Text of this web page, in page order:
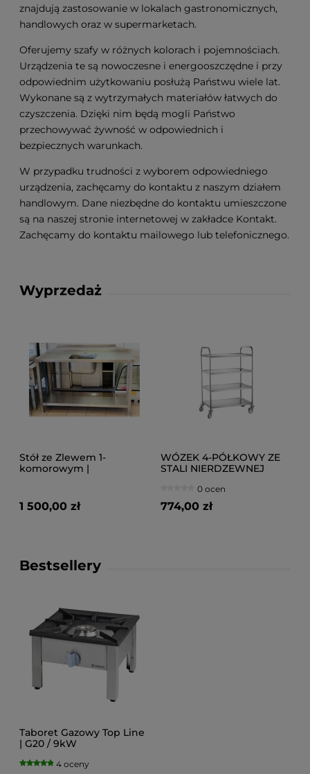
znajdują zastosowanie w lokalach gastronomicznych,
handlowych oraz w supermarketach.
Oferujemy szafy w różnych kolorach i pojemnościach.
Urządzenia te są nowoczesne i energooszczędne i przy
odpowiednim użytkowaniu posłużą Państwu wiele lat.
Wykonane są z wytrzymałych materiałów łatwych do
czyszczenia. Dzięki nim będą mogli Państwo
przechowywać żywność w odpowiednich i
bezpiecznych warunkach.
W przypadku trudności z wyborem odpowiedniego
urządzenia, zachęcamy do kontaktu z naszym działem
handlowym. Dane niezbędne do kontaktu umieszczone
są na naszej stronie internetowej w zakładce Kontakt.
Zachęcamy do kontaktu mailowego lub telefonicznego.
Wyprzedaż
Stół ze Zlewem 1-
komorowym |
1 500,00 zł
WÓZEK 4-PÓŁKOWY ZE
STALI NIERDZEWNEJ
0 ocen
774,00 zł
Bestsellery
Taboret Gazowy Top Line
| G20 / 9kW
4 oceny